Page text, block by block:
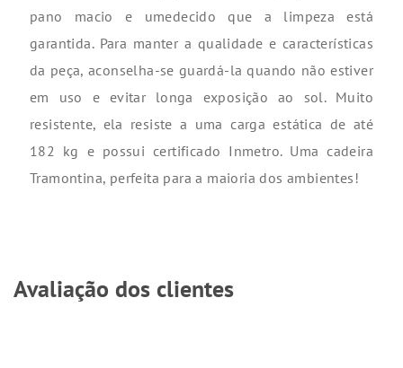
pano macio e umedecido que a limpeza está
garantida. Para manter a qualidade e características
da peça, aconselha-se guardá-la quando não estiver
em uso e evitar longa exposição ao sol. Muito
resistente, ela resiste a uma carga estática de até
182 kg e possui certificado Inmetro. Uma cadeira
Tramontina, perfeita para a maioria dos ambientes!
Avaliação dos clientes